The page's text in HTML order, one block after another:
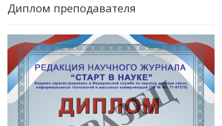
Диплом преподавателя